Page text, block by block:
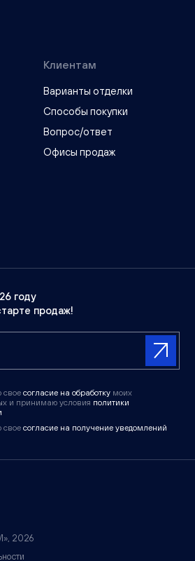
Клиентам
Варианты отделки
Способы покупки
Вопрос/ответ
Офисы продаж
году
продаж!
свое согласие на обработку моих
и принимаю условия политики
свое согласие на получение уведомлений
2026